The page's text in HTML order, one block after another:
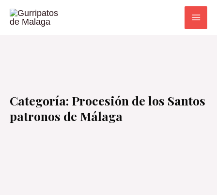
Categoría: Procesión de los Santos
patronos de Málaga